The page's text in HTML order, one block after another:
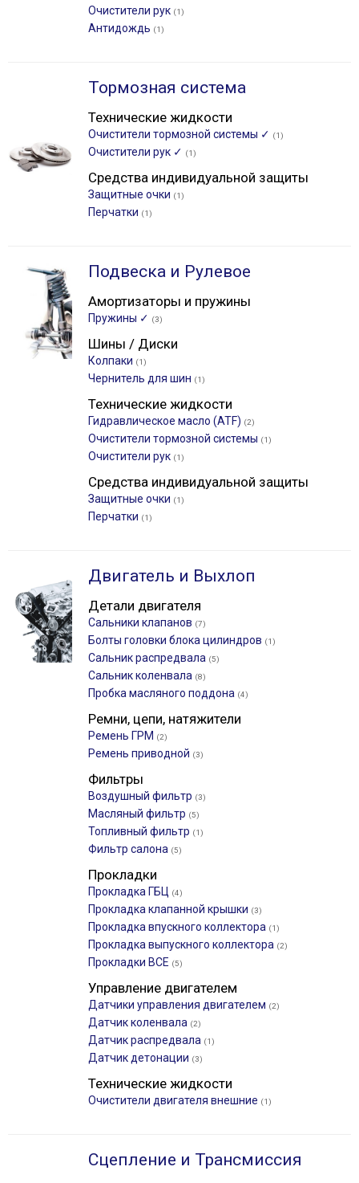
Очистители рук (1)
Антидождь (1)
Тормозная система
Технические жидкости
Очистители тормозной системы ✓ (1)
Очистители рук ✓ (1)
Средства индивидуальной защиты
Защитные очки (1)
Перчатки (1)
Подвеска и Рулевое
Амортизаторы и пружины
Пружины ✓ (3)
Шины / Диски
Колпаки (1)
Чернитель для шин (1)
Технические жидкости
Гидравлическое масло (ATF) (2)
Очистители тормозной системы (1)
Очистители рук (1)
Средства индивидуальной защиты
Защитные очки (1)
Перчатки (1)
Двигатель и Выхлоп
Детали двигателя
Сальники клапанов (7)
Болты головки блока цилиндров (1)
Сальник распредвала (5)
Сальник коленвала (8)
Пробка масляного поддона (4)
Ремни, цепи, натяжители
Ремень ГРМ (2)
Ремень приводной (3)
Фильтры
Воздушный фильтр (3)
Масляный фильтр (5)
Топливный фильтр (1)
Фильтр салона (5)
Прокладки
Прокладка ГБЦ (4)
Прокладка клапанной крышки (3)
Прокладка впускного коллектора (1)
Прокладка выпускного коллектора (2)
Прокладки ВСЕ (5)
Управление двигателем
Датчики управления двигателем (2)
Датчик коленвала (2)
Датчик распредвала (1)
Датчик детонации (3)
Технические жидкости
Очистители двигателя внешние (1)
Сцепление и Трансмиссия